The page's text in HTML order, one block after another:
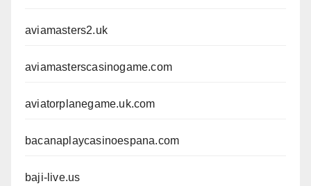
aviamasters2.uk
aviamasterscasinogame.com
aviatorplanegame.uk.com
bacanaplaycasinoespana.com
baji-live.us